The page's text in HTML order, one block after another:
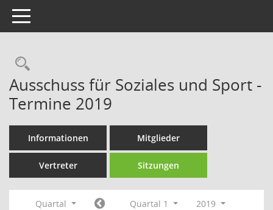
Toggle navigation
Rechercheauswahl
Ausschuss für Soziales und Sport -
Termine 2019
Informationen Mitglieder
Vertreter Sitzungen
Quartal Quartal 1
2019